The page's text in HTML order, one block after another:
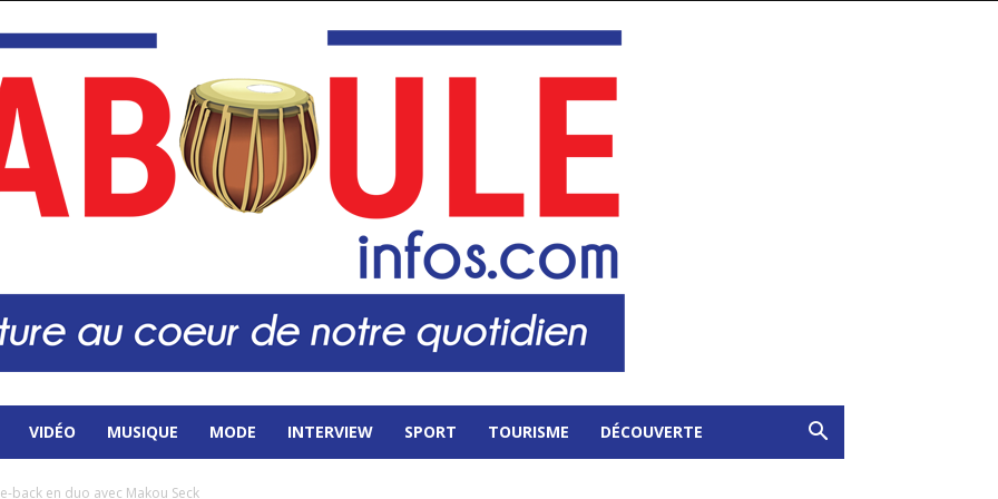
VIDÉO MUSIQUE MODE INTERVIEW SPORT TOURISME DÉCOUVERTE
back en duo avec Makou Seck